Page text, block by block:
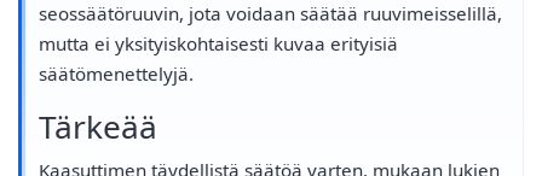
seossäätöruuvin, jota voidaan säätää ruuvimeisselillä,
mutta ei yksityiskohtaisesti kuvaa erityisiä
säätömenettelyjä.
Tärkeää
Kaasuttimen täydellistä säätöä varten, mukaan lukien